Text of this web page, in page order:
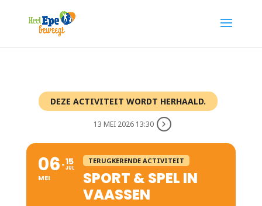
DEZE ACTIVITEIT WORDT HERHAALD.
13 MEI 2026 13:30
06
MEI
15
JUL
TERUGKERENDE ACTIVITEIT
SPORT & SPEL IN
VAASSEN